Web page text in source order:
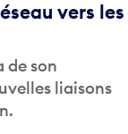
vers les
de son
liaisons